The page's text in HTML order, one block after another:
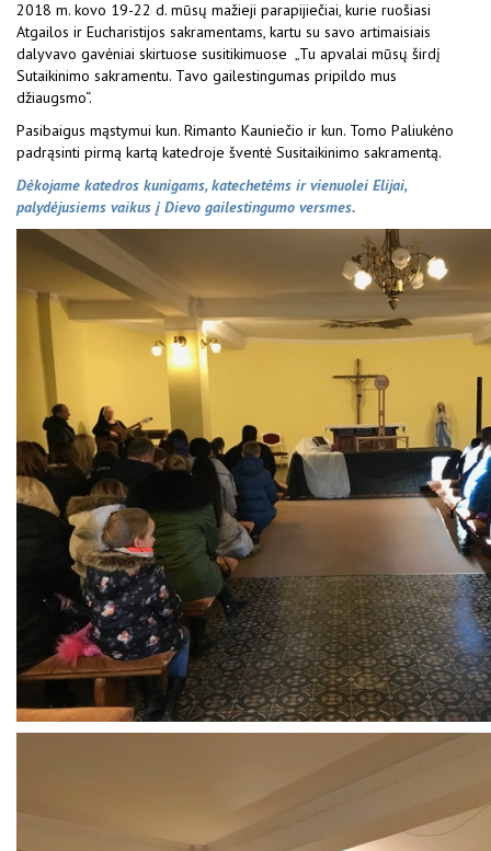
2018 m. kovo 19-22 d. mūsų mažieji parapijiečiai, kurie ruošiasi
Atgailos ir Eucharistijos sakramentams, kartu su savo artimaisiais
dalyvavo gavėniai skirtuose susitikimuose „Tu apvalai mūsų širdį
Sutaikinimo sakramentu. Tavo gailestingumas pripildo mus
džiaugsmo“.
Pasibaigus mąstymui kun. Rimanto Kauniečio ir kun. Tomo Paliukėno
padrąsinti pirmą kartą katedroje šventė Susitaikinimo sakramentą.
Dėkojame katedros kunigams, katechetėms ir vienuolei Elijai,
palydėjusiems vaikus į Dievo gailestingumo versmes.